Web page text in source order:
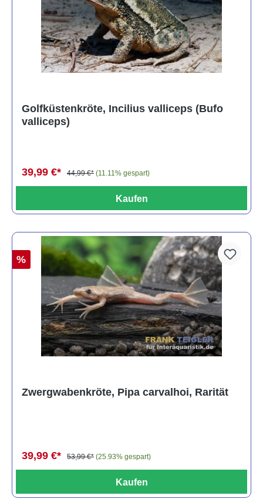
Golfküstenkröte, Incilius valliceps (Bufo
valliceps)
39,99 €* 44,99 €* (11.11% gespart)
Kaufen
%
Zwergwabenkröte, Pipa carvalhoi, Rarität
39,99 €* 53,99 €* (25.93% gespart)
Kaufen